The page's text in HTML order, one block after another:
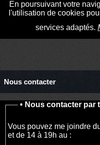
En poursuivant votre
l'utilisation de cookies
services adaptés.
Nous contacter
• Nous contacter par
Vous pouvez me joindre
et de 14 à 19h au :